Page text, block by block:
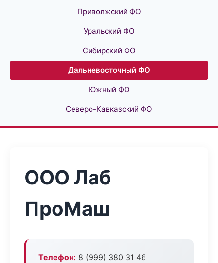
Приволжский ФО
Уральский ФО
Сибирский ФО
Дальневосточный ФО
Южный ФО
Северо-Кавказский ФО
ООО Лаб
ПроМаш
Телефон: 8 (999) 380 31 46